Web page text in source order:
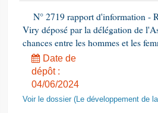
N° 2719 rapport d'information -
Viry déposé par la délégation de
chances entre les hommes et les
Date de
dépôt :
04/06/2024
Voir le dossier (Le développement de